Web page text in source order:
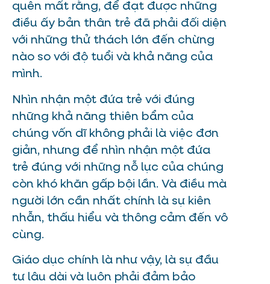
quên mất rằng, để đạt được những
điều ấy bản thân trẻ đã phải đối diện
với những thử thách lớn đến chừng
nào so với độ tuổi và khả năng của
mình.
Nhìn nhận một đứa trẻ với đúng
những khả năng thiên bẩm của
chúng vốn dĩ không phải là việc đơn
giản, nhưng để nhìn nhận một đứa
trẻ đúng với những nỗ lực của chúng
còn khó khăn gấp bội lần. Và điều mà
người lớn cần nhất chính là sự kiên
nhẫn, thấu hiểu và thông cảm đến vô
cùng.
Giáo dục chính là như vậy, là sự đầu
tư lâu dài và luôn phải đảm bảo